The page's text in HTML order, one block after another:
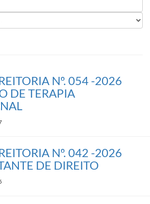
Nº. 054 -2026
DE TERAPIA
Nº. 042 -2026
DE DIREITO